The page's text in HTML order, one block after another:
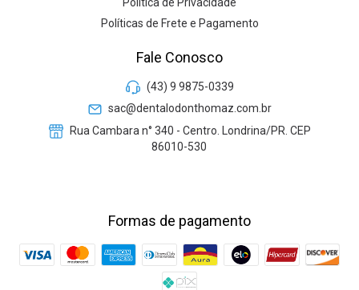
Políticas de Frete e Pagamento
Fale Conosco
(43) 9 9875-0339
sac@dentalodonthomaz.com.br
Rua Cambara n° 340 - Centro. Londrina/PR. CEP
86010-530
Formas de pagamento